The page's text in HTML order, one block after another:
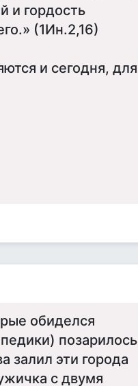
и гордость
(1Ин.2,16)
и сегодня, для
обиделся
позарилось
залил эти города
с двумя